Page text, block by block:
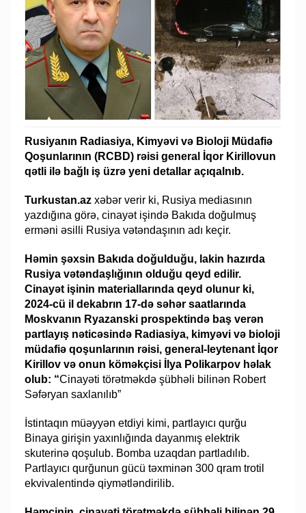
Rusiyanın Radiasiya, Kimyəvi və Bioloji Müdafiə
Qoşunlarının (RCBD) rəisi general İqor Kirillovun
qətli ilə bağlı iş üzrə yeni detallar açıqalnıb.
Turkustan.azxəbər verir ki, Rusiya mediasının
yazdığına görə, cinayət işində Bakıda doğulmuş
erməni əsilli Rusiya vətəndaşının adı keçir.
Həmin şəxsin Bakıda doğulduğu, lakin hazırda
Rusiya vətəndaşlığının olduğu qeyd edilir.
Cinayət işinin materiallarında qeyd olunur ki,
2024-cü il dekabrın 17-də səhər saatlarında
Moskvanın Ryazanski prospektində baş verən
partlayış nəticəsində Radiasiya, kimyəvi və bioloji
müdafiə qoşunlarının rəisi, general-leytenant İqor
Kirillov və onun köməkçisi İlya Polikarpov həlak
olub: “Cinayəti törətməkdə şübhəli bilinən Robert
Səfəryan saxlanılıb”
İstintaqın müəyyən etdiyi kimi, partlayıcı qurğu
Binaya girişin yaxınlığında dayanmış elektrik
skuterinə qoşulub. Bomba uzaqdan partladılıb.
Partlayıcı qurğunun gücü təxminən 300 qram trotil
ekvivalentində qiymətləndirilib.